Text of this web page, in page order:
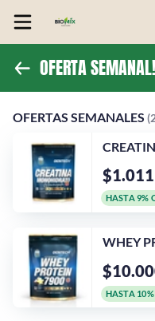
Inicio
Información
Instagram
OFERTA SEMANAL!
OFERTAS SEMANALES
$1.011
HASTA 9%
WHEY
HASTA 10%